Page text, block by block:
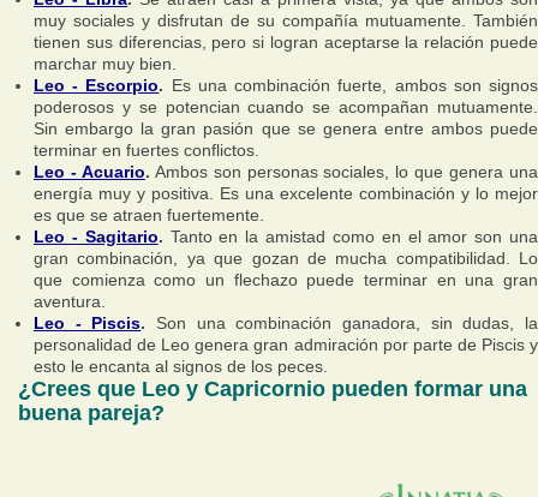
muy sociales y disfrutan de su compañía mutuamente. También
tienen sus diferencias, pero si logran aceptarse la relación puede
marchar muy bien.
Leo - Escorpio. Es una combinación fuerte, ambos son signos
poderosos y se potencian cuando se acompañan mutuamente.
Sin embargo la gran pasión que se genera entre ambos puede
terminar en fuertes conflictos.
Leo - Acuario. Ambos son personas sociales, lo que genera una
energía muy y positiva. Es una excelente combinación y lo mejor
es que se atraen fuertemente.
Leo - Sagitario. Tanto en la amistad como en el amor son una
gran combinación, ya que gozan de mucha compatibilidad. Lo
que comienza como un flechazo puede terminar en una gran
aventura.
Leo - Piscis. Son una combinación ganadora, sin dudas, la
personalidad de Leo genera gran admiración por parte de Piscis y
esto le encanta al signos de los peces.
¿Crees que Leo y Capricornio pueden formar una
buena pareja?